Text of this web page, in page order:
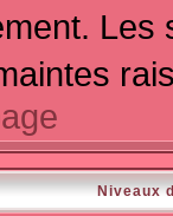
Niveaux